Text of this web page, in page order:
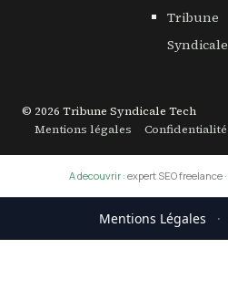
Tribune
Syndicale
© 2026 Tribune Syndicale Tech
Mentions légales
Confidentialité
A decouvrir : expert SEO freelance·
Mentions Légales ·